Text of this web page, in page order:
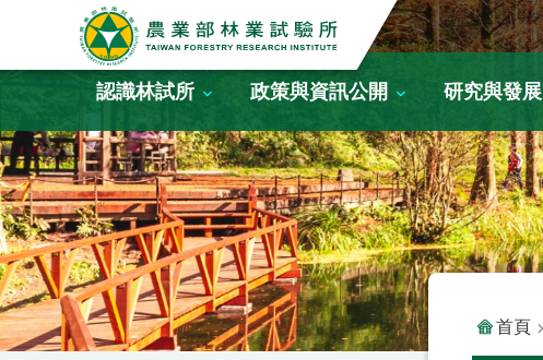
跳到主要內容區塊
認識林試所 政策與資訊公開 研究與發展
首頁